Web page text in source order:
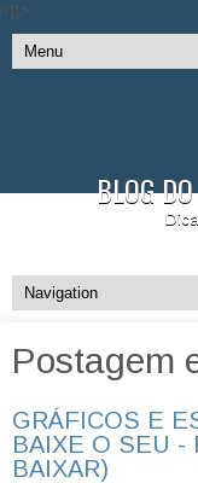
//]]>
BLOG
Postagem
GRÁFICOS E
BAIXE O SEU -
BAIXAR)